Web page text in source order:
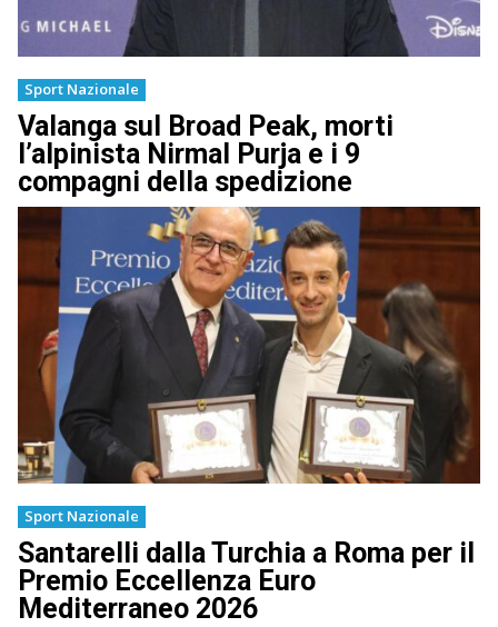
Sport Nazionale
Valanga sul Broad Peak, morti
l’alpinista Nirmal Purja e i 9
compagni della spedizione
Sport Nazionale
Santarelli dalla Turchia a Roma per il
Premio Eccellenza Euro
Mediterraneo 2026